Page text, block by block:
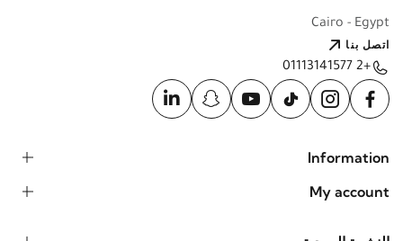
Cairo - Egypt
اتصل بنا
+2 01113141577
Information
My account
النشرة البريدية